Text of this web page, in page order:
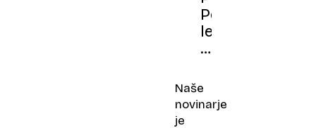
Peterke
letos
ponovila
Nika
Prevc
Naše
novinarje
je